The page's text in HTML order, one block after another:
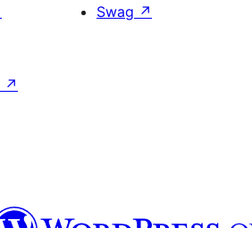
Swag ↗
↗